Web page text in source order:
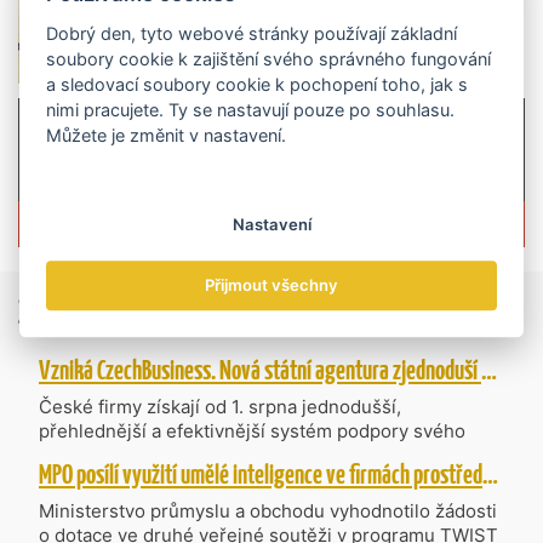
Více informací o časopisu »
Zprávyze světa obchodu
Vzniká CzechBusiness. Nová státní agentura zjednoduší podporu českých firem
České firmy získají od 1. srpna jednodušší,
přehlednější a efektivnější systém podpory svého
CzechBusiness, která propojuje dosavadní
kompetence agentur CzechTrade a CzechInvest.
Firmám nabídne jednoho partnera pro rozvoj od
MPO posílí využití umělé inteligence ve firmách prostřednictvím 40 projektů z programu TWIST
Ministerstvo průmyslu a obchodu vyhodnotilo žádosti
o dotace ve druhé veřejné soutěži v programu TWIST
Dobrý den, tyto webové stránky používají základní
soubory cookie k zajištění svého správného fungování
a sledovací soubory cookie k pochopení toho, jak s
nimi pracujete. Ty se nastavují pouze po souhlasu.
Můžete je změnit v nastavení.
Nastavení
Přijmout všechny